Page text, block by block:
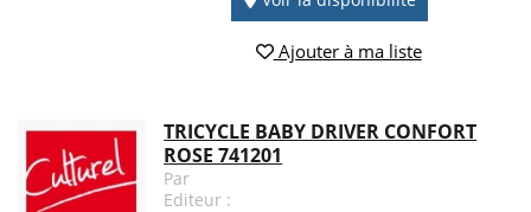
Ajouter à ma liste
TRICYCLE BABY DRIVER CONFORT
ROSE 741201
Par
Editeur :